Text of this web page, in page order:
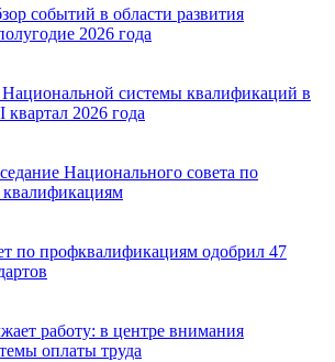
событий в области развития
2026 года
системы квалификаций в
квартал 2026 года
Национального совета по
по профквалификациям одобрил 47
работу: в центре внимания
оплаты труда